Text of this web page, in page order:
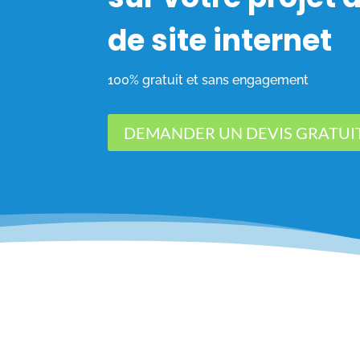
de site internet
100% gratuit et sans engagement
DEMANDER UN DEVIS